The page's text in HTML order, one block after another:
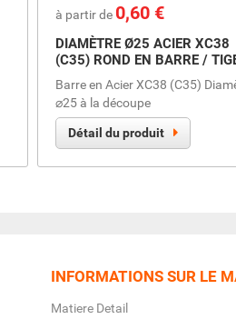
à partir de Prix
0,60 €
DIAMÈTRE Ø25 ACIER XC38
(C35) ROND EN BARRE /
Barre en Acier XC38 (C35)
⌀25 à la découpe
Détail du produit
INFORMATIONS SUR LE
Matiere Detail